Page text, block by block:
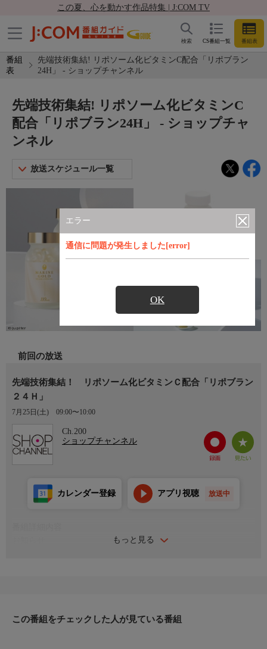
この夏、心を動かす作品特集 | J:COM TV
CS番組一覧 番組表
検索
番組
表
先端技術集結! リポソーム化ビタミンC配合「リポブラン
24H」 - ショップチャンネル
エラー
通信に問題が発生しました[error]
OK
先端技術集結! リポソーム化ビタミンC
配合「リポブラン24H」 - ショップチャ
ンネル
放送スケジュール一覧
前回の放送
先端技術集結！ リポソーム化ビタミンＣ配合「リポブラン
２４Ｈ」
7月25日(土) 09:00〜10:00
Ch.200
ショップチャンネル
もっと見る
カレンダー登録 アプリ視聴 放送中
＊ライブ放送につき、番組および商品内容に変更が生じる場合も
この番組をチェックした人が見ている番組